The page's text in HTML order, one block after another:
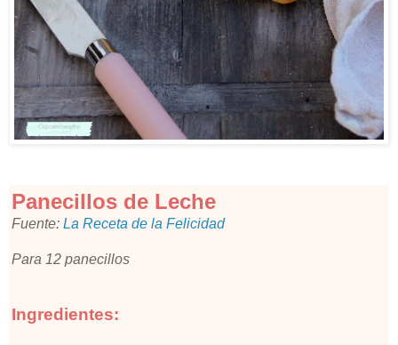
Panecillos de Leche
Fuente: La Receta de la Felicidad
Para 12 panecillos
Ingredientes: